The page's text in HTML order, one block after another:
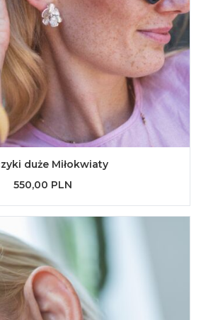
duże Miłokwiaty
550,00 PLN